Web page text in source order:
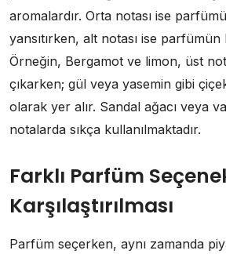
aromalardır. Orta notası ise
yansıtırken, alt notası ise parfümün
Örneğin, Bergamot ve limon, üst
çıkarken; gül veya yasemin gibi
olarak yer alır. Sandal ağacı veya
notalarda sıkça kullanılmaktadır.
Farklı Parfüm
Karşılaştırılması
Parfüm seçerken, aynı zamanda